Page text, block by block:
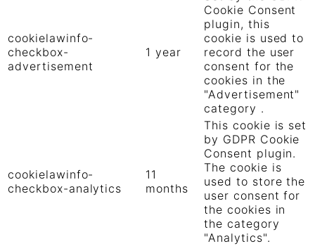
cookielawinfo-
checkbox-
advertisement
1 year
Cookie Consent
plugin, this
cookie is used to
record the user
consent for the
cookies in the
"Advertisement"
category .
cookielawinfo-
checkbox-analytics
11
months
This cookie is set
by GDPR Cookie
Consent plugin.
The cookie is
used to store the
user consent for
the cookies in
the category
"Analytics".